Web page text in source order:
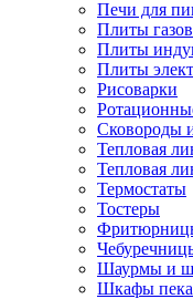
Печи для
Плиты
Плиты
Плиты
Рисоварки
Сковороды
Тепловая
Тепловая
Термостаты
Тостеры
Шаурмы и
Шкафы